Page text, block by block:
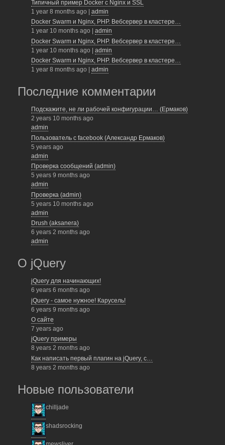
o
k
Типичный пример Docker с Nginx и SSL
1 year 8 months ago | admin
Docker Swarm и Nginx, PHP. Вебсервер в кластере…
1 year 10 months ago
admin
Docker Swarm и Nginx, PHP. Вебсервер в кластере…
1 year 10 months ago | admin
Docker Swarm и Nginx, PHP. Вебсервер в кластере…
1 year 8 months ago
admin
Последние комментарии
Подскажите, не ли рабочей конфигурации… (Ермаков)
2 years 10 months ago
admin
Пользователь с facebook (Александр Ермаков)
5 years ago
admin
Проверка сообщений (admin)
5 years 9 months ago
admin
Проверка (admin)
5 years 10 months ago
admin
Drush (aksanera)
6 years 2 months ago
admin
О jQuery
jQuery для начинающих!
6 years 6 months ago
jQuery - самое нужное! Карусель!
6 years 9 months ago
О сайте
7 years ago
jQuery примеры
8 years 2 months ago
Как написать первый плагин на jQuery, с…
8 years 2 months ago
Новые пользователи
chilljade
shadsrocking